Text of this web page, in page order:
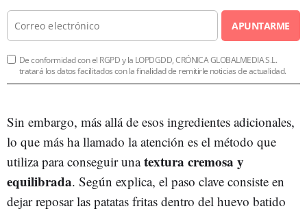
APUNTARME
De conformidad con el RGPD y la LOPDGDD, CRÓNICA GLOBALMEDIA S.L.
tratará los datos facilitados con la finalidad de remitirle noticias de actualidad.
Sin embargo, más allá de esos ingredientes adicionales,
lo que más ha llamado la atención es el método que
utiliza para conseguir unatextura cremosa y
equilibrada. Según explica, el paso clave consiste en
dejar reposar las patatas fritas dentro del huevo batido